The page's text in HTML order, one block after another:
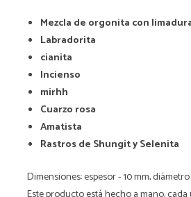
Mezcla de orgonita con
Labradorita
cianita
Incienso
mirhh
Cuarzo rosa
Amatista
Rastros de Shungit y Selenita
Dimensiones: espesor - 10 mm,